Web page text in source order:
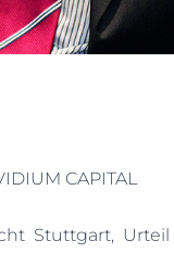
CAPITAL
Stuttgart, Urteil